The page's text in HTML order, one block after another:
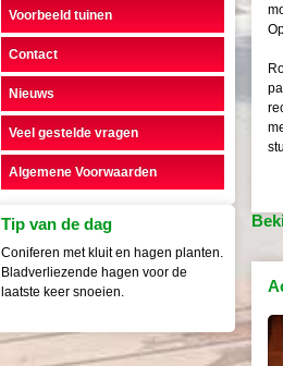
Voorbeeld tuinen
Contact
Nieuws
Veel gestelde vragen
Algemene Voorwaarden
Tip van de dag
Coniferen met kluit en hagen planten.
Bladverliezende hagen voor de
laatste keer snoeien.